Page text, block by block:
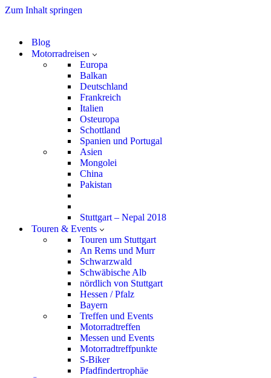
Zum Inhalt springen
Blog
Motorradreisen
Europa
Balkan
Deutschland
Frankreich
Italien
Osteuropa
Schottland
Spanien und Portugal
Asien
Mongolei
China
Pakistan
Stuttgart – Nepal 2018
Touren & Events
Touren um Stuttgart
An Rems und Murr
Schwarzwald
Schwäbische Alb
nördlich von Stuttgart
Hessen / Pfalz
Bayern
Treffen und Events
Motorradtreffen
Messen und Events
Motorradtreffpunkte
S-Biker
Pfadfindertrophäe